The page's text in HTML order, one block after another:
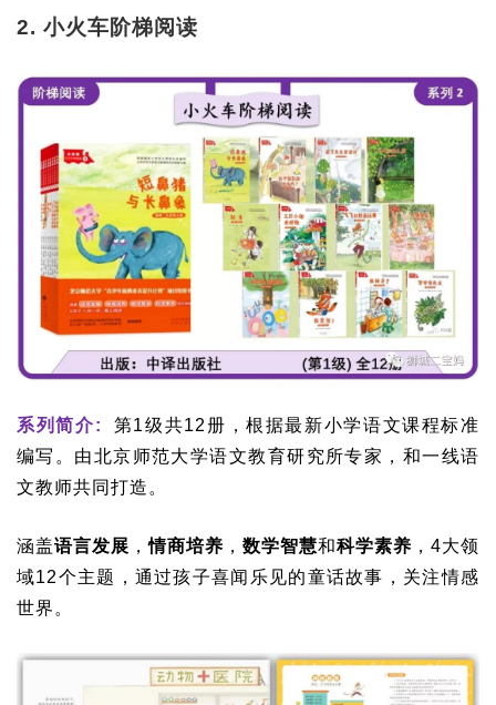
2. 小火车阶梯阅读
系列简介:
第1级共12册，根据最新小学语文课程标准
编写。由北京师范大学语文教育研究所专家，和一线语
文教师共同打造。
涵盖语言发展 ，情商培养 ， 数学智慧和科学素养 ，4大领
域12个主题，通过孩子喜闻乐见的童话故事，关注情感
世界。